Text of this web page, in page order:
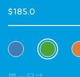
$185.0
選擇 顏色
selected